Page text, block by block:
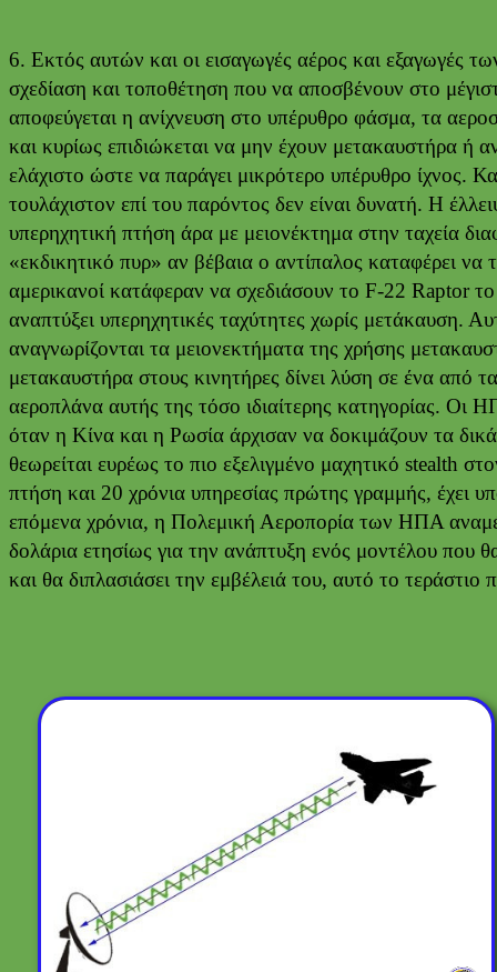
6. Εκτός αυτών και οι εισαγωγές αέρος και εξαγωγές
σχεδίαση και τοποθέτηση που να αποσβένουν στο
αποφεύγεται η ανίχνευση στο υπέρυθρο φάσμα, τα
και κυρίως επιδιώκεται να μην έχουν μετακαυστήρα ή
ελάχιστο ώστε να παράγει μικρότερο υπέρυθρο ίχνος.
τουλάχιστον επί του παρόντος δεν είναι δυνατή. Η
υπερηχητική πτήση άρα με μειονέκτημα στην ταχεία
«εκδικητικό πυρ» αν βέβαια ο αντίπαλος καταφέρει να
αμερικανοί κατάφεραν να σχεδιάσουν το F-22 Raptor
αναπτύξει υπερηχητικές ταχύτητες χωρίς μετάκαυση.
αναγνωρίζονται τα μειονεκτήματα της χρήσης
μετακαυστήρα στους κινητήρες δίνει λύση σε ένα
αεροπλάνα αυτής της τόσο ιδιαίτερης κατηγορίας. Οι
όταν η Κίνα και η Ρωσία άρχισαν να δοκιμάζουν τα
θεωρείται ευρέως το πιο εξελιγμένο μαχητικό stealth
πτήση και 20 χρόνια υπηρεσίας πρώτης γραμμής, έχει
επόμενα χρόνια, η Πολεμική Αεροπορία των ΗΠΑ
δολάρια ετησίως για την ανάπτυξη ενός μοντέλου που
και θα διπλασιάσει την εμβέλειά του, αυτό το